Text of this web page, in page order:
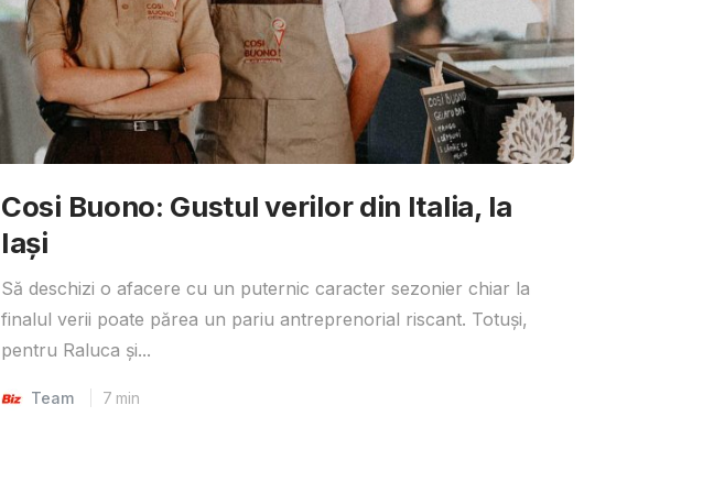
Cosi Buono: Gustul verilor din Italia, la
Iași
Să deschizi o afacere cu un puternic caracter sezonier chiar la
finalul verii poate părea un pariu antreprenorial riscant. Totuși,
pentru Raluca și...
Team 7 min